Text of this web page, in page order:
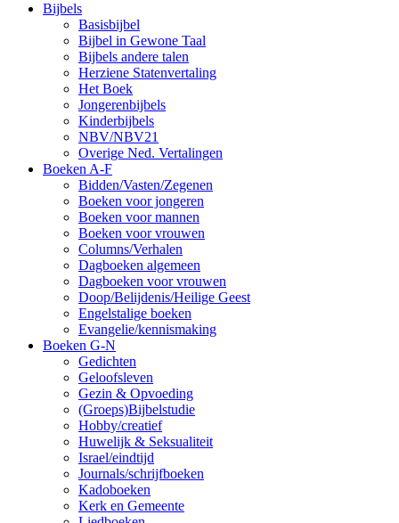
Bijbels
Basisbijbel
Bijbel in Gewone Taal
Bijbels andere talen
Herziene Statenvertaling
Het Boek
Jongerenbijbels
Kinderbijbels
NBV/NBV21
Overige Ned. Vertalingen
Boeken A-F
Bidden/Vasten/Zegenen
Boeken voor jongeren
Boeken voor mannen
Boeken voor vrouwen
Columns/Verhalen
Dagboeken algemeen
Dagboeken voor vrouwen
Doop/Belijdenis/Heilige Geest
Engelstalige boeken
Evangelie/kennismaking
Boeken G-N
Gedichten
Geloofsleven
Gezin & Opvoeding
(Groeps)Bijbelstudie
Hobby/creatief
Huwelijk & Seksualiteit
Israel/eindtijd
Journals/schrijfboeken
Kadoboeken
Kerk en Gemeente